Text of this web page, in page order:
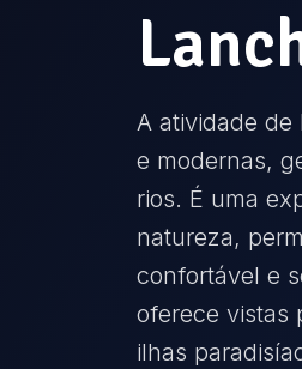
A atividade de
e modernas,
rios. É uma
natureza,
confortável e
oferece vistas
ilhas